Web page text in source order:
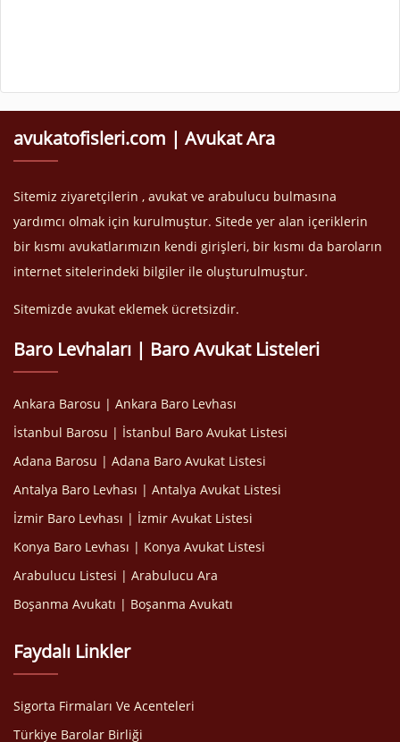
avukatofisleri.com | Avukat Ara
Sitemiz ziyaretçilerin , avukat ve arabulucu bulmasına
yardımcı olmak için kurulmuştur. Sitede yer alan içeriklerin
bir kısmı avukatlarımızın kendi girişleri, bir kısmı da baroların
internet sitelerindeki bilgiler ile oluşturulmuştur.
Sitemizde avukat eklemek ücretsizdir.
Baro Levhaları | Baro Avukat Listeleri
Ankara Barosu | Ankara Baro Levhası
İstanbul Barosu | İstanbul Baro Avukat Listesi
Adana Barosu | Adana Baro Avukat Listesi
Antalya Baro Levhası | Antalya Avukat Listesi
İzmir Baro Levhası | İzmir Avukat Listesi
Konya Baro Levhası | Konya Avukat Listesi
Arabulucu Listesi | Arabulucu Ara
Boşanma Avukatı | Boşanma Avukatı
Faydalı Linkler
Sigorta Firmaları Ve Acenteleri
Türkiye Barolar Birliği